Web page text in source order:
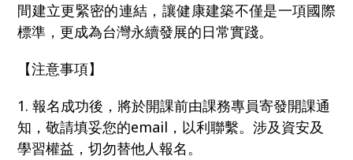
間建立更緊密的連結，讓健康建築不僅是一項國際
標準，更成為台灣永續發展的日常實踐。
【注意事項】
1. 報名成功後，將於開課前由課務專員寄發開課通
知，敬請填妥您的email，以利聯繫。涉及資安及
學習權益，切勿替他人報名。